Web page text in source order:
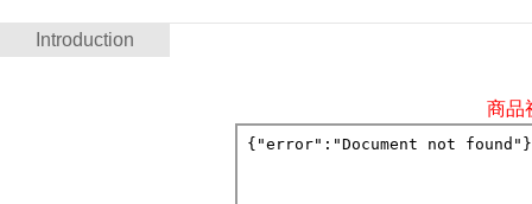
Introduction
商品